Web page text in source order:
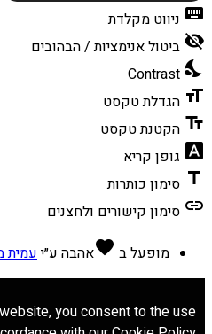
keyboard ניווט מקלדת
visibility_off ביטול אנימציות / הבהובים
nights_stay
Contrast
format_size הגדלת טקסט
text_fields הקטנת טקסט
font_download גופן קריא
title סימון כותרות
link סימון קישורים ולחצנים
מופעל ב favoriteאהבה ע״י עמית
you consent to the use